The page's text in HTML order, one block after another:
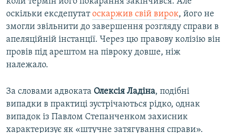
оскільки ексдепутатоскаржив свій вирок, його не
змогли звільнити до завершення розгляду справи в
апеляційній інстанції. Через цю правову колізію він
провів під арештом на півроку довше, ніж
належало.
За словами адвоката Олексія Ладіна, подібні
випадки в практиці зустрічаються рідко, однак
випадок із Павлом Степанченком захисник
характеризує як «штучне затягування справи».